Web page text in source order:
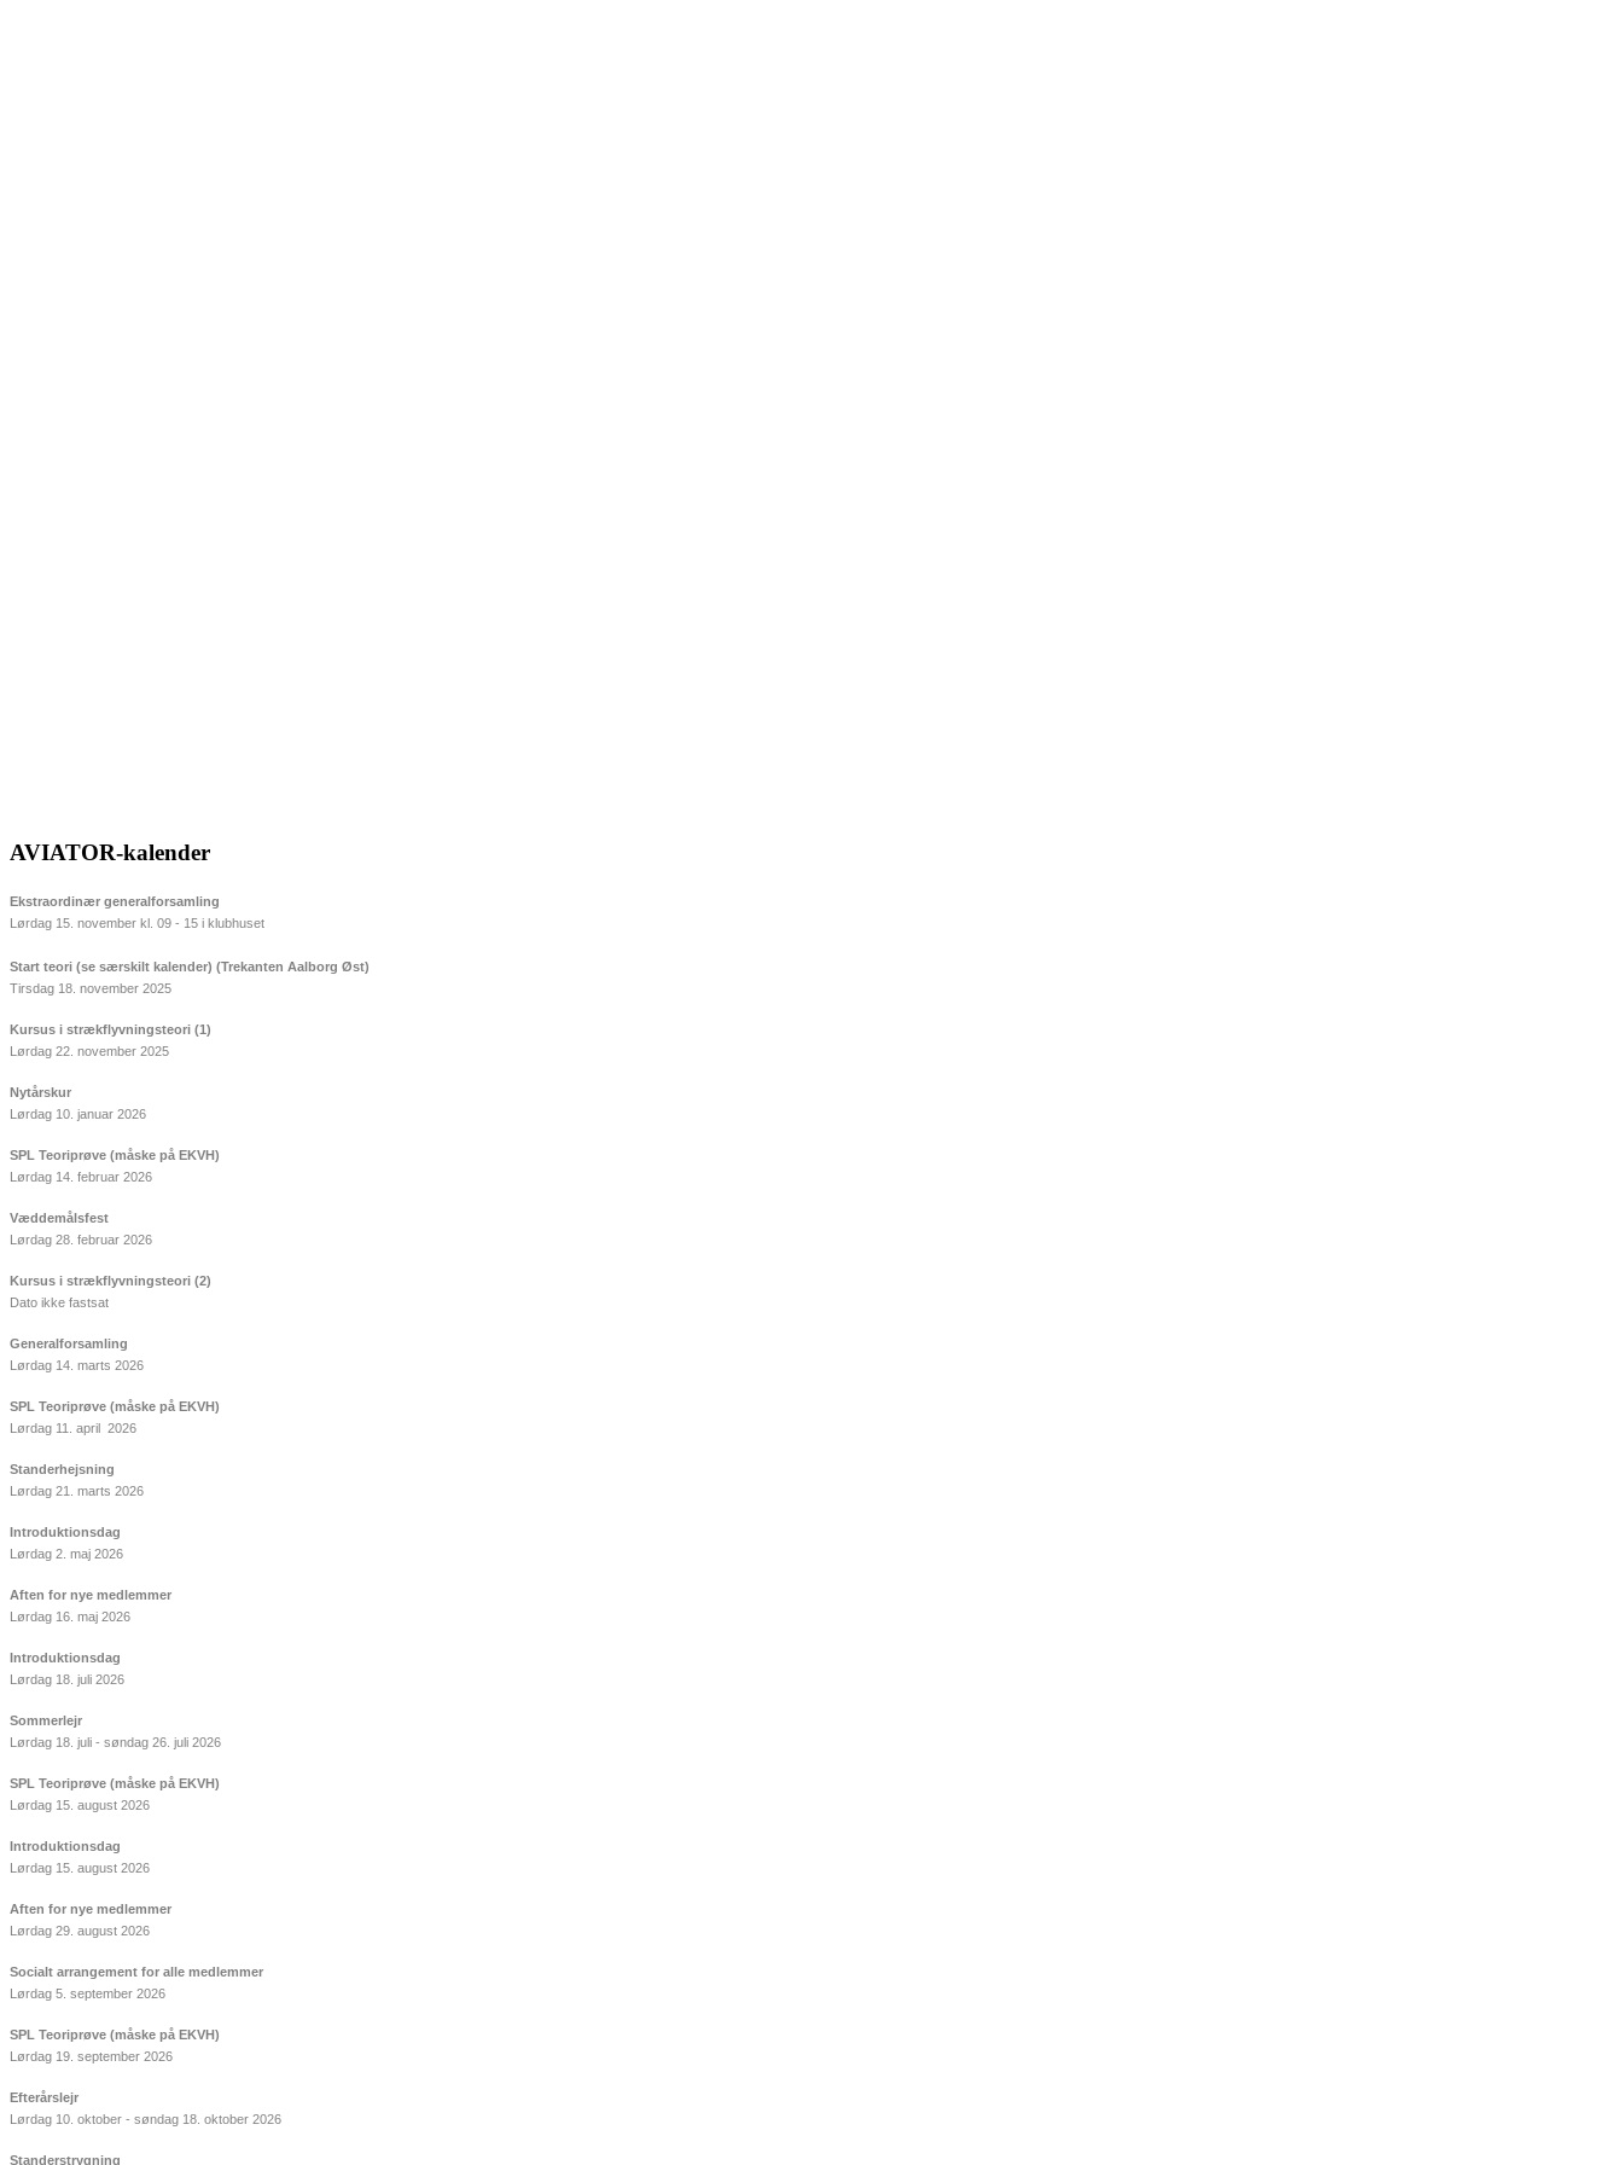
AVIATOR-kalender
Ekstraordinær generalforsamling
Lørdag 15. november kl. 09 - 15 i klubhuset
Start teori (se særskilt kalender) (Trekanten Aalborg Øst)
Tirsdag 18. november 2025
Kursus i strækflyvningsteori (1)
Lørdag 22. november 2025
Nytårskur
Lørdag 10. januar 2026
SPL Teoriprøve (måske på EKVH)
Lørdag 14. februar 2026
Væddemålsfest
Lørdag 28. februar 2026
Kursus i strækflyvningsteori (2)
Dato ikke fastsat
Generalforsamling
Lørdag 14. marts 2026
SPL Teoriprøve (måske på EKVH)
Lørdag 11. april 2026
Standerhejsning
Lørdag 21. marts 2026
Introduktionsdag
Lørdag 2. maj 2026
Aften for nye medlemmer
Lørdag 16. maj 2026
Introduktionsdag
Lørdag 18. juli 2026
Sommerlejr
Lørdag 18. juli - søndag 26. juli 2026
SPL Teoriprøve (måske på EKVH)
Lørdag 15. august 2026
Introduktionsdag
Lørdag 15. august 2026
Aften for nye medlemmer
Lørdag 29. august 2026
Socialt arrangement for alle medlemmer
Lørdag 5. september 2026
SPL Teoriprøve (måske på EKVH)
Lørdag 19. september 2026
Efterårslejr
Lørdag 10. oktober - søndag 18. oktober 2026
Standerstrygning